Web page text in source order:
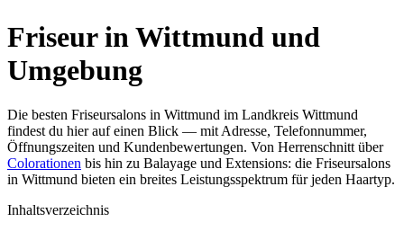
Friseur in Wittmund und
Umgebung
Die besten Friseursalons in Wittmund im Landkreis Wittmund
findest du hier auf einen Blick — mit Adresse, Telefonnummer,
Öffnungszeiten und Kundenbewertungen. Von Herrenschnitt über
Colorationen bis hin zu Balayage und Extensions: die Friseursalons
in Wittmund bieten ein breites Leistungsspektrum für jeden Haartyp.
Inhaltsverzeichnis